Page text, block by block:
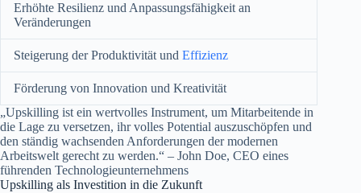
Erhöhte Resilienz und Anpassungsfähigkeit an
Veränderungen
Steigerung der Produktivität und Effizienz
Förderung von Innovation und Kreativität
„Upskilling ist ein wertvolles Instrument, um Mitarbeitende in
die Lage zu versetzen, ihr volles Potential auszuschöpfen und
den ständig wachsenden Anforderungen der modernen
Arbeitswelt gerecht zu werden.“ – John Doe, CEO eines
führenden Technologieunternehmens
Upskilling als Investition in die Zukunft